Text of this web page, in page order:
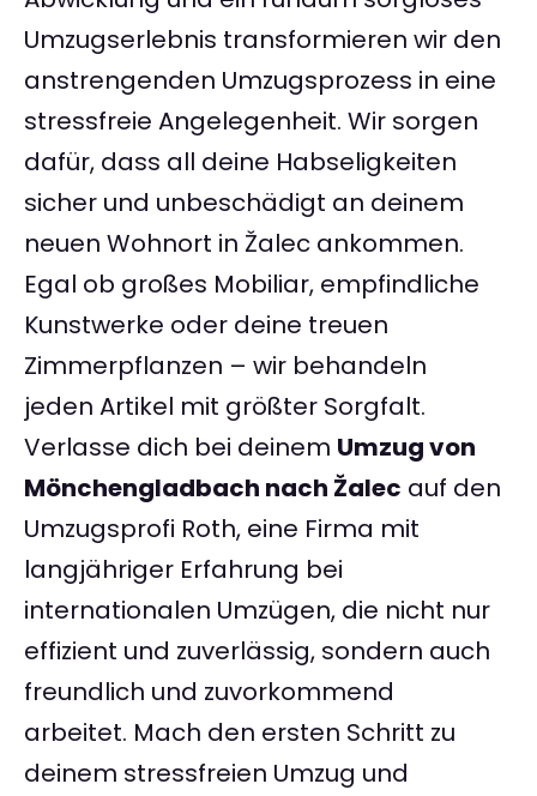
Umzugserlebnis transformieren wir den
anstrengenden Umzugsprozess in eine
stressfreie Angelegenheit. Wir sorgen
dafür, dass all deine Habseligkeiten
sicher und unbeschädigt an deinem
neuen Wohnort in Žalec ankommen.
Egal ob großes Mobiliar, empfindliche
Kunstwerke oder deine treuen
Zimmerpflanzen – wir behandeln
jeden Artikel mit größter Sorgfalt.
Verlasse dich bei deinem Umzug von
Mönchengladbach nach Žalec auf den
Umzugsprofi Roth, eine Firma mit
langjähriger Erfahrung bei
internationalen Umzügen, die nicht nur
effizient und zuverlässig, sondern auch
freundlich und zuvorkommend
arbeitet. Mach den ersten Schritt zu
deinem stressfreien Umzug und